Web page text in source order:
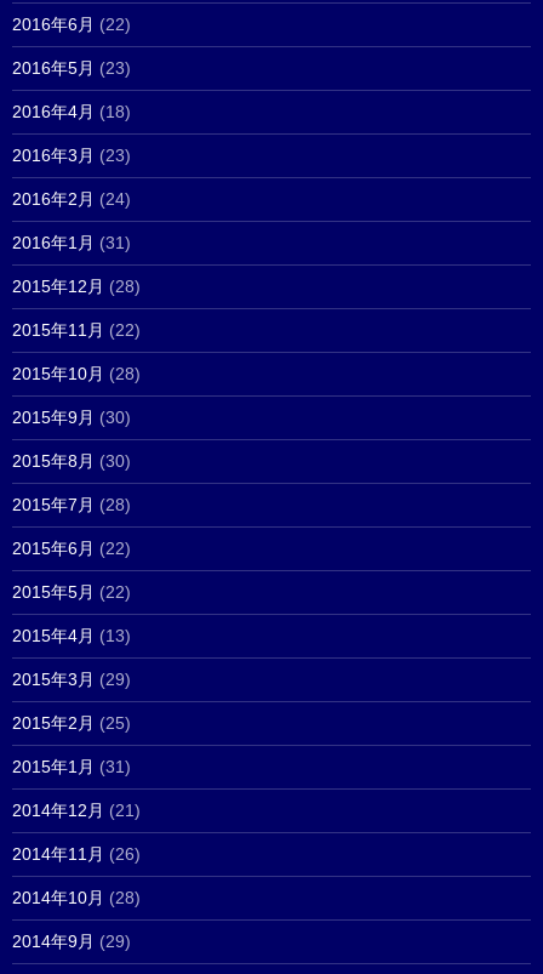
2016年6月 (22)
2016年5月 (23)
2016年4月 (18)
2016年3月 (23)
2016年2月 (24)
2016年1月 (31)
2015年12月 (28)
2015年11月 (22)
2015年10月 (28)
2015年9月 (30)
2015年8月 (30)
2015年7月 (28)
2015年6月 (22)
2015年5月 (22)
2015年4月 (13)
2015年3月 (29)
2015年2月 (25)
2015年1月 (31)
2014年12月 (21)
2014年11月 (26)
2014年10月 (28)
2014年9月 (29)